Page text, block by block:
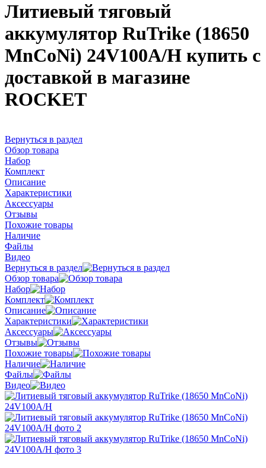
Литиевый тяговый
аккумулятор RuTrike (18650
MnCoNi) 24V100A/H купить с
доставкой в магазине
ROCKET
Вернуться в раздел
Обзор товара
Набор
Комплект
Описание
Характеристики
Аксессуары
Отзывы
Похожие товары
Наличие
Файлы
Видео
Вернуться в раздел
Обзор товара
Набор
Комплект
Описание
Характеристики
Аксессуары
Отзывы
Похожие товары
Наличие
Файлы
Видео